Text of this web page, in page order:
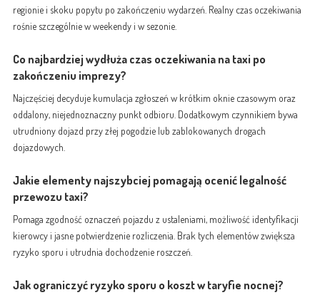
regionie i skoku popytu po zakończeniu wydarzeń. Realny czas oczekiwania
rośnie szczególnie w weekendy i w sezonie.
Co najbardziej wydłuża czas oczekiwania na taxi po
zakończeniu imprezy?
Najczęściej decyduje kumulacja zgłoszeń w krótkim oknie czasowym oraz
oddalony, niejednoznaczny punkt odbioru. Dodatkowym czynnikiem bywa
utrudniony dojazd przy złej pogodzie lub zablokowanych drogach
dojazdowych.
Jakie elementy najszybciej pomagają ocenić legalność
przewozu taxi?
Pomaga zgodność oznaczeń pojazdu z ustaleniami, możliwość identyfikacji
kierowcy i jasne potwierdzenie rozliczenia. Brak tych elementów zwiększa
ryzyko sporu i utrudnia dochodzenie roszczeń.
Jak ograniczyć ryzyko sporu o koszt w taryfie nocnej?